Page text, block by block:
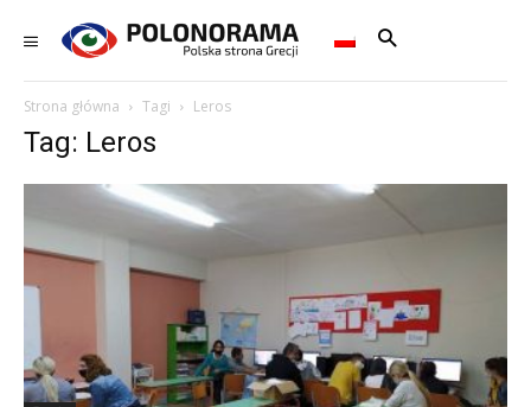
Strona główna Tagi Leros
Tag: Leros